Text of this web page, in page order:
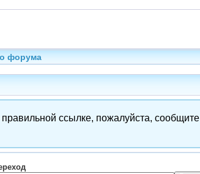
форума
ссылке, пожалуйста, сообщите